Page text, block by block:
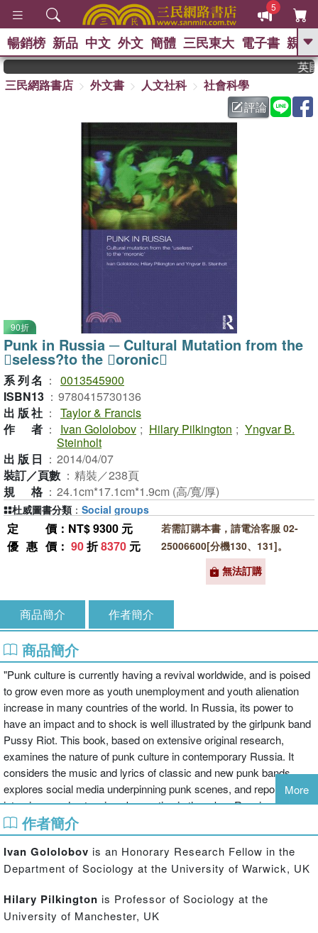
5
GO
熱搜： 東野圭吾 、 高希均教授回憶錄
父親節 、 花開錦
方念華 、 台灣的
、 偉大的迷走神經 、
群喵 、 臺灣漫遊錄
暢銷榜 新品 中文 外文 簡體 三民東大 電子書 親子
英
三民網路書店
外文書 人文社科
社會科學
評論
90折
Punk in Russia ─ Cultural Mutation from the
seless?to the oronic
系列名 ： 0013545900
ISBN13 ： 9780415730136
出版社 ： Taylor & Francis
作者 ： Ivan Gololobov ; Hilary Pilkington ; Yngvar B.
Steinholt
出版日 ： 2014/04/07
裝訂／頁數 ： 精裝／238頁
規格 ： 24.1cm*17.1cm*1.9cm (高/寬/厚)
定價 ：NT$ 9300 元
優惠價 ： 90折8370 元
若需訂購本書，請電洽客服 02-
25006600[分機130、131]。
無法訂購
杜威圖書分類 ： Social groups
商品簡介 作者簡介
商品簡介
"Punk culture is currently having a revival worldwide, and is poised
to grow even more as youth unemployment and youth alienation
increase in many countries of the world. In Russia, its power to
have an impact and to shock is well illustrated by the girlpunk band
Pussy Riot. This book, based on extensive original research,
examines the nature of punk culture in contemporary Russia. It
considers the music and lyrics of classic and new punk bands,
explores social media underpinning punk scenes, and reports on
interviews and extensive observation in three key Russian cities. It
relates punk to wider contemporary culture, and uses the Russian
example to discuss generally what constitutes punk subculture"--
More
作者簡介
Ivan Gololobov is an Honorary Research Fellow in the
Department of Sociology at the University of Warwick, UK
Hilary Pilkington is Professor of Sociology at the
University of Manchester, UK